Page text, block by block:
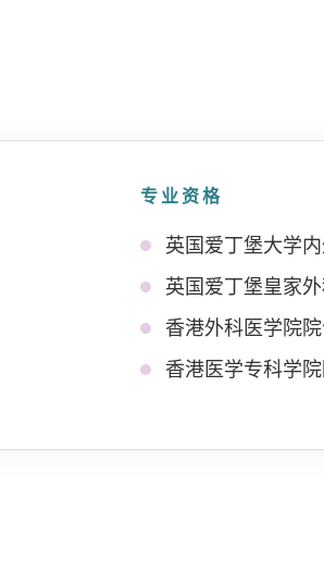
专业资格
英国爱丁堡大学
英国爱丁堡皇家
香港外科医学院
香港医学专科学